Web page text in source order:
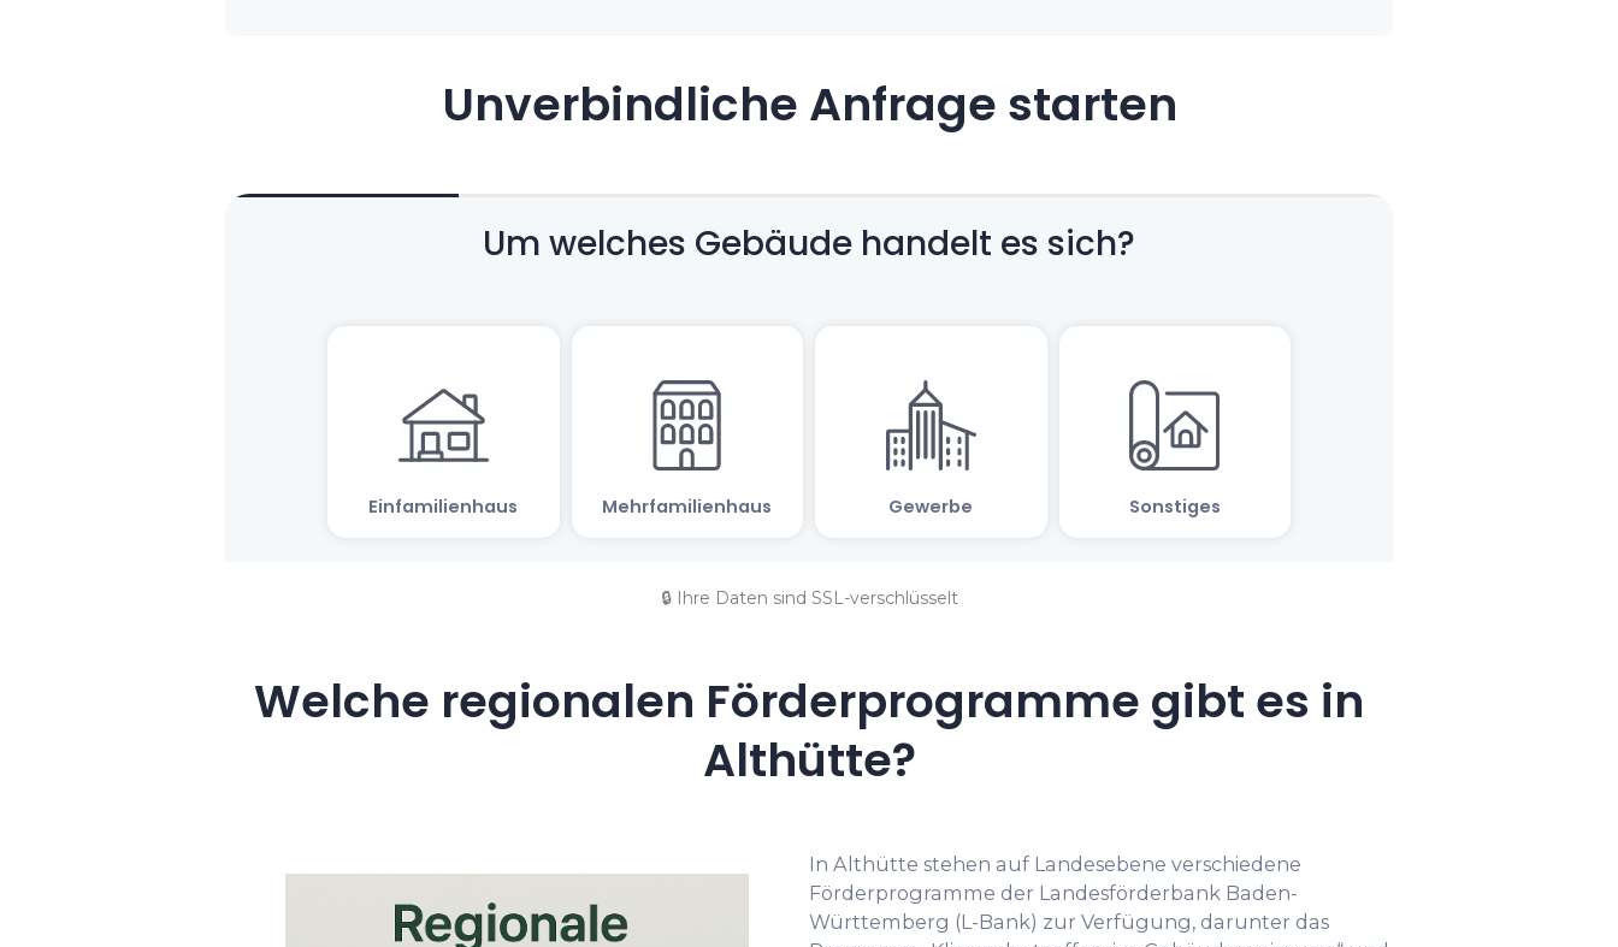
Unverbindliche Anfrage starten
🔒 Ihre Daten sind SSL-verschlüsselt
Welche regionalen Förderprogramme gibt es in
Althütte?
In Althütte stehen auf Landesebene verschiedene
Förderprogramme der Landesförderbank Baden-
Württemberg (L-Bank) zur Verfügung, darunter das